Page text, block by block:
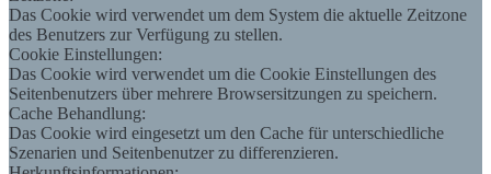
Das Cookie wird verwendet um dem System die aktuelle Zeitzone
des Benutzers zur Verfügung zu stellen.
Cookie Einstellungen:
Das Cookie wird verwendet um die Cookie Einstellungen des
Seitenbenutzers über mehrere Browsersitzungen zu speichern.
Cache Behandlung:
Das Cookie wird eingesetzt um den Cache für unterschiedliche
Szenarien und Seitenbenutzer zu differenzieren.